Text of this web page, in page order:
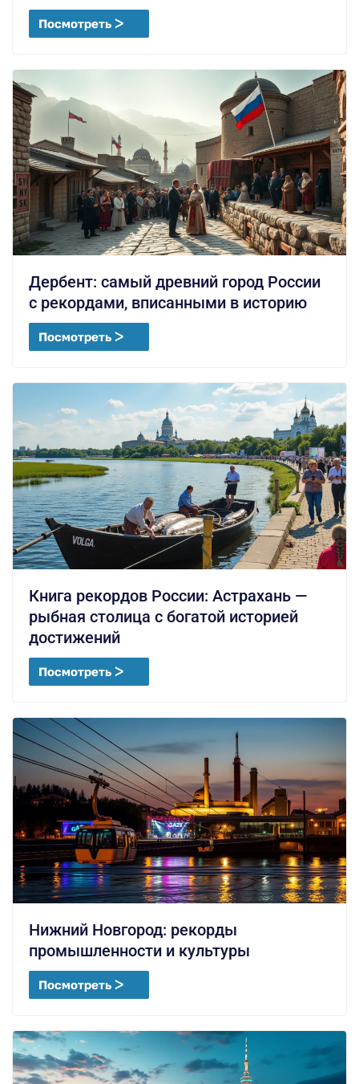
Посмотреть ᐳ
Дербент: самый древний город России
с рекордами, вписанными в историю
Посмотреть ᐳ
Книга рекордов России: Астрахань —
рыбная столица с богатой историей
достижений
Посмотреть ᐳ
Нижний Новгород: рекорды
промышленности и культуры
Посмотреть ᐳ